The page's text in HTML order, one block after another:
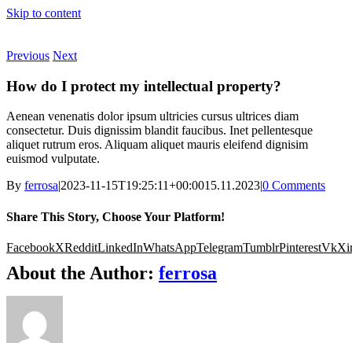
Skip to content
Previous Next
How do I protect my intellectual property?
Aenean venenatis dolor ipsum ultricies cursus ultrices diam
consectetur. Duis dignissim blandit faucibus. Inet pellentesque
aliquet rutrum eros. Aliquam aliquet mauris eleifend dignisim
euismod vulputate.
By ferrosa|2023-11-15T19:25:11+00:0015.11.2023|0 Comments
Share This Story, Choose Your Platform!
FacebookXRedditLinkedInWhatsAppTelegramTumblrPinterestVk
About the Author: ferrosa